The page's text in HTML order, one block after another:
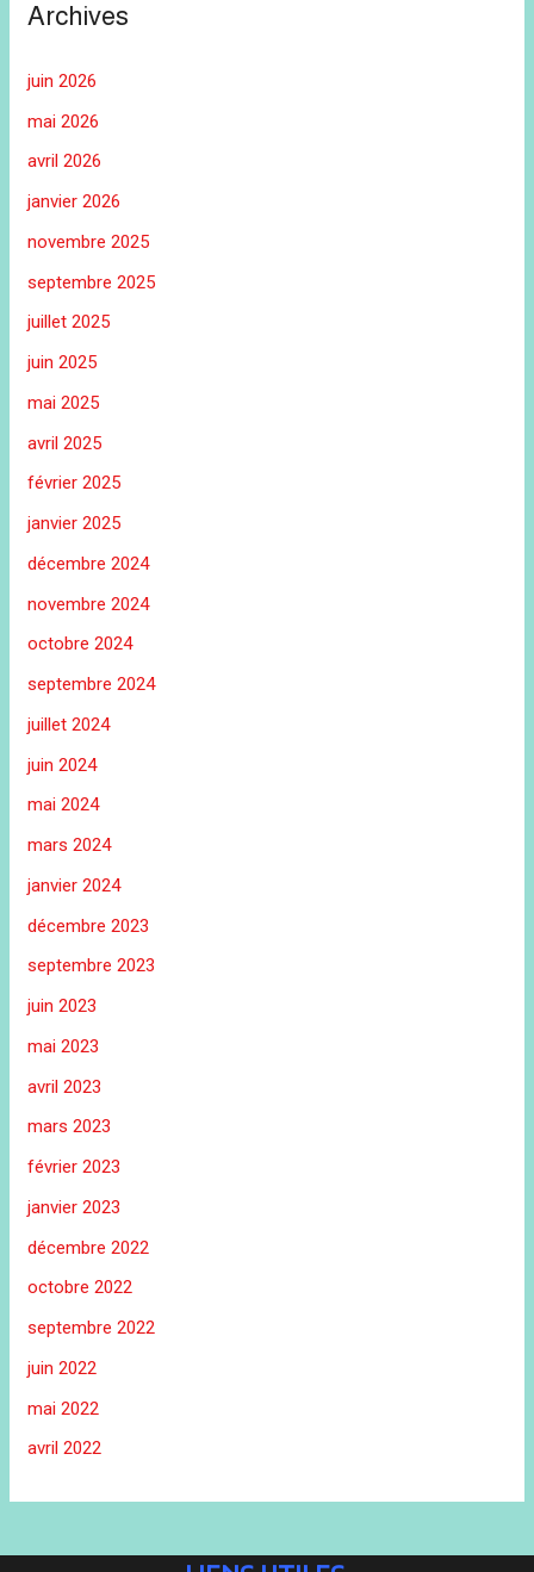
Archives
juin 2026
mai 2026
avril 2026
janvier 2026
novembre 2025
septembre 2025
juillet 2025
juin 2025
mai 2025
avril 2025
février 2025
janvier 2025
décembre 2024
novembre 2024
octobre 2024
septembre 2024
juillet 2024
juin 2024
mai 2024
mars 2024
janvier 2024
décembre 2023
septembre 2023
juin 2023
mai 2023
avril 2023
mars 2023
février 2023
janvier 2023
décembre 2022
octobre 2022
septembre 2022
juin 2022
mai 2022
avril 2022